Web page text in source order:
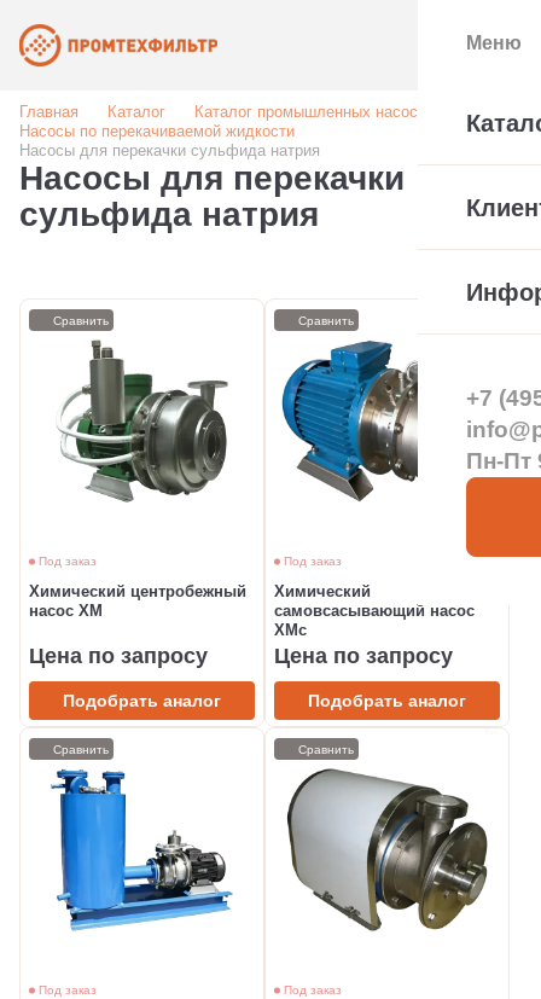
Главная Каталог
Каталог промышленных насосов
Насосы по перекачиваемой жидкости
Насосы для перекачки сульфида натрия
Насосы для перекачки
сульфида натрия
Под заказ
Химический центробежный
насос ХМ
Цена по запросу
Подобрать аналог
Сравнить
Под заказ
Химический
самовсасывающий насос
ХМс
Цена по запросу
Подобрать аналог
Сравнить
Под заказ
Сравнить
Под заказ
Сравнить
Меню
+7
Пн-Пт